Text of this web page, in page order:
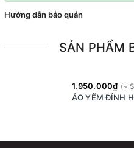
Hướng dẫn bảo quản
SẢN PHẨM
1.950.000₫
ÁO YẾM ĐÍNH